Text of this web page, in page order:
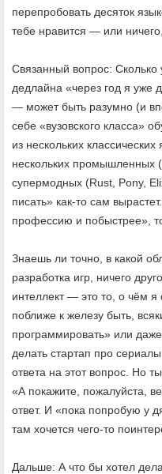
перепробовать десяток
тебе нравится — или
Связанный вопрос: Сколько
дедлайна «через год я уже
— может быть разумно (и
себе «вузовского класса»
из нескольких
нескольких промышленных
супермодных (Rust, Pony,
писать» как-то сам
профессию и побыстрее», то
Знаешь ли точно, в какой
разработка игр, ничего
интеллект — это то, о чём
поближе к железу быть,
программировать» или
делать стартап про
ответа на этот вопрос. Но
«А покажите, пожалуйста,
ответ. И «пока попробую у
там хочется чего-то
Дальше: А что бы хотел